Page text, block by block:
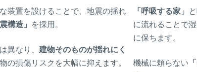
装置を設けることで、地震の揺れ
構造」 を採用。
異なり、 建物そのものが揺れにく
の損傷リスクを大幅に抑えます。
「呼吸する家」
に流れることで
に保ちます。
機械に頼らない